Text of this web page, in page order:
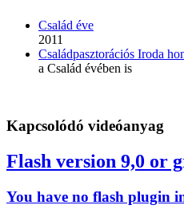
Család éve
2011
Családpasztorációs Iroda
a Család évében is
Kapcsolódó videóanyag
Flash version 9,0 or
You have no flash plugin